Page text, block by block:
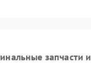
запчасти